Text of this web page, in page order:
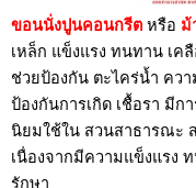
ขอนนั่งปูนคอนกรีตหรือ ม้
เหล็ก แข็งแรง ทนทาน เค
ช่วยป้องกัน ตะไคร่น้ำ คว
ป้องกันการเกิด เชื้อรา มีก
นิยมใช้ใน สวนสาธารณะ
เนื่องจากมีความแข็งแรง